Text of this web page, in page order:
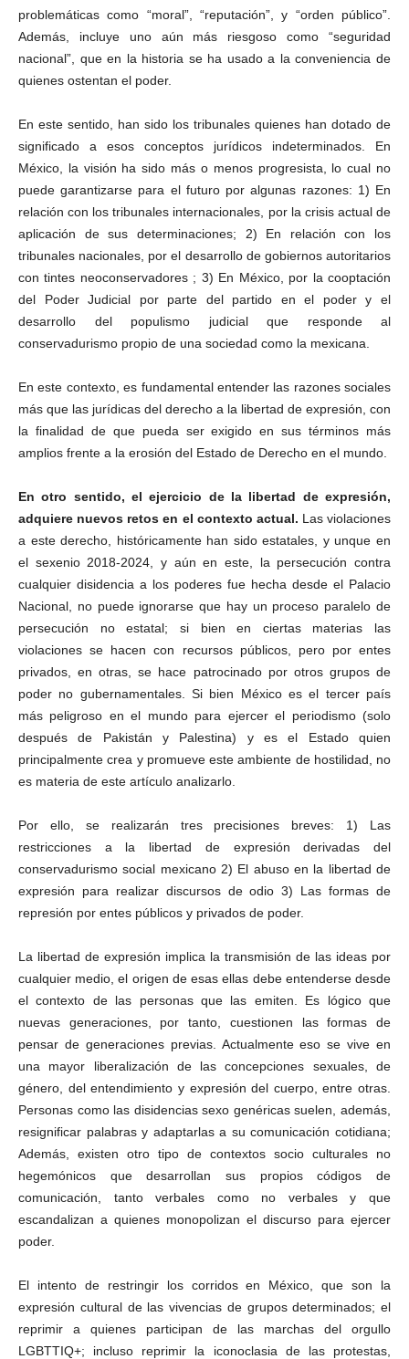
problemáticas como “moral”, “reputación”, y “orden público”.
Además, incluye uno aún más riesgoso como “seguridad
nacional”, que en la historia se ha usado a la conveniencia de
quienes ostentan el poder.
En este sentido, han sido los tribunales quienes han dotado de
significado a esos conceptos jurídicos indeterminados. En
México, la visión ha sido más o menos progresista, lo cual no
puede garantizarse para el futuro por algunas razones: 1) En
relación con los tribunales internacionales, por la crisis actual de
aplicación de sus determinaciones; 2) En relación con los
tribunales nacionales, por el desarrollo de gobiernos autoritarios
con tintes neoconservadores ; 3) En México, por la cooptación
del Poder Judicial por parte del partido en el poder y el
desarrollo del populismo judicial que responde al
conservadurismo propio de una sociedad como la mexicana.
En este contexto, es fundamental entender las razones sociales
más que las jurídicas del derecho a la libertad de expresión, con
la finalidad de que pueda ser exigido en sus términos más
amplios frente a la erosión del Estado de Derecho en el mundo.
En otro sentido, el ejercicio de la libertad de expresión,
adquiere nuevos retos en el contexto actual. Las violaciones
a este derecho, históricamente han sido estatales, y unque en
el sexenio 2018-2024, y aún en este, la persecución contra
cualquier disidencia a los poderes fue hecha desde el Palacio
Nacional, no puede ignorarse que hay un proceso paralelo de
persecución no estatal; si bien en ciertas materias las
violaciones se hacen con recursos públicos, pero por entes
privados, en otras, se hace patrocinado por otros grupos de
poder no gubernamentales. Si bien México es el tercer país
más peligroso en el mundo para ejercer el periodismo (solo
después de Pakistán y Palestina) y es el Estado quien
principalmente crea y promueve este ambiente de hostilidad, no
es materia de este artículo analizarlo.
Por ello, se realizarán tres precisiones breves: 1) Las
restricciones a la libertad de expresión derivadas del
conservadurismo social mexicano 2) El abuso en la libertad de
expresión para realizar discursos de odio 3) Las formas de
represión por entes públicos y privados de poder.
La libertad de expresión implica la transmisión de las ideas por
cualquier medio, el origen de esas ellas debe entenderse desde
el contexto de las personas que las emiten. Es lógico que
nuevas generaciones, por tanto, cuestionen las formas de
pensar de generaciones previas. Actualmente eso se vive en
una mayor liberalización de las concepciones sexuales, de
género, del entendimiento y expresión del cuerpo, entre otras.
Personas como las disidencias sexo genéricas suelen, además,
resignificar palabras y adaptarlas a su comunicación cotidiana;
Además, existen otro tipo de contextos socio culturales no
hegemónicos que desarrollan sus propios códigos de
comunicación, tanto verbales como no verbales y que
escandalizan a quienes monopolizan el discurso para ejercer
poder.
El intento de restringir los corridos en México, que son la
expresión cultural de las vivencias de grupos determinados; el
reprimir a quienes participan de las marchas del orgullo
LGBTTIQ+; incluso reprimir la iconoclasia de las protestas,